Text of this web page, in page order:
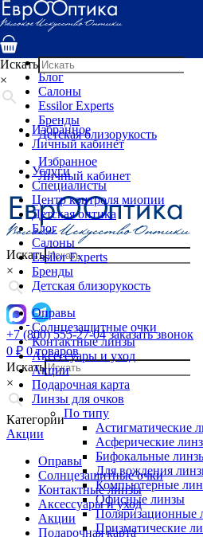
Услуги
Специалисты
Детская оптика
Блог
Салоны
Essilor Experts
Бренды
Детская близорукость
Избранное
Личный кабинет
Искать
×
+7 (800) 555-27-04 заказать звонок
0 ₽ 0 товаров
Искать
×
Категории
Акции
Оправы
Солнцезащитные очки
Контактные линзы
Аксессуары и уход
Акции
Подарочная карта
Искать
×
Избранное
Личный кабинет
Услуги
Специалисты
Центр контроля миопии
Детская оптика
Блог
Салоны
Essilor Experts
Бренды
Детская близорукость
Оправы
Солнцезащитные очки
Контактные линзы
Аксессуары и уход
Акции
Подарочная карта
Линзы для очков
По типу
Астигматические
Асферические
Бифокальные
Для вождения
Компьютерные
Офисные линзы
Поляризационные
Призматические